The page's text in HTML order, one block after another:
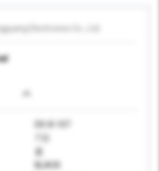
Electronics Co., Ltd.
DS-8-107
是
BLACK